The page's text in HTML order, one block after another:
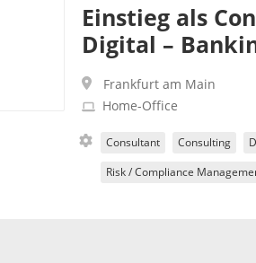
Einstieg als
Digital –
Frankfurt am Main
Home-Office
Consultant Consulting
Risk / Compliance